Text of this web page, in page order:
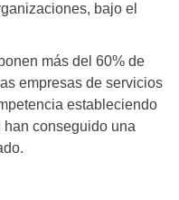
bajo el
más del 60% de
empresas de servicios
estableciendo
conseguido una